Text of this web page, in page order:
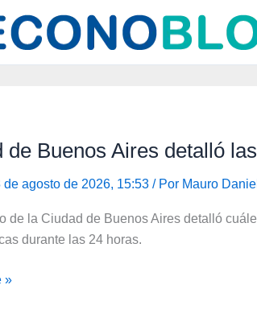
de Buenos Aires detalló
de agosto de 2026, 15:53 / Por Mauro Daniel
de la Ciudad de Buenos Aires detalló
durante las 24 horas.
»